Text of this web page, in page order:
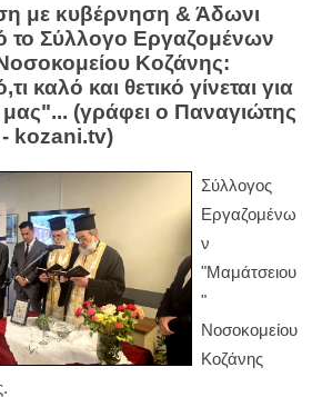
με κυβέρνηση & Άδωνι
το Σύλλογο Εργαζομένων
Κοζάνης:
καλό και θετικό γίνεται για
(γράφει ο Παναγιώτης
- kozani.tv)
Σύλλογος
Εργαζομένω
ν
"Μαμάτσειου
"
Νοσοκομείου
Κοζάνης